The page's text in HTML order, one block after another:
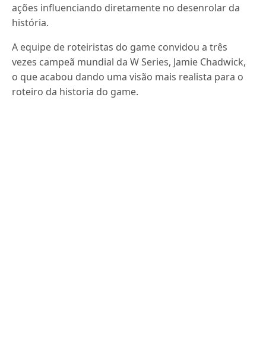
ações influenciando diretamente no desenrolar da
história.
A equipe de roteiristas do game convidou a três
vezes campeã mundial da W Series, Jamie Chadwick,
o que acabou dando uma visão mais realista para o
roteiro da historia do game.